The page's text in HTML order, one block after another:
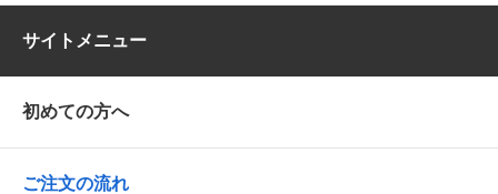
サイトメニュー
初めての方へ
ご注文の流れ